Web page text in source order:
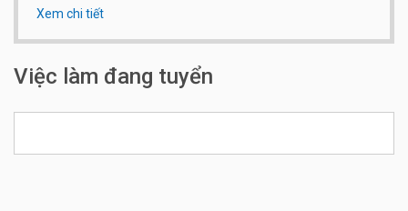
Qui mô công ty:
Số điện thoại:0901 336 031
Xem chi tiết
Việc làm đang tuyển